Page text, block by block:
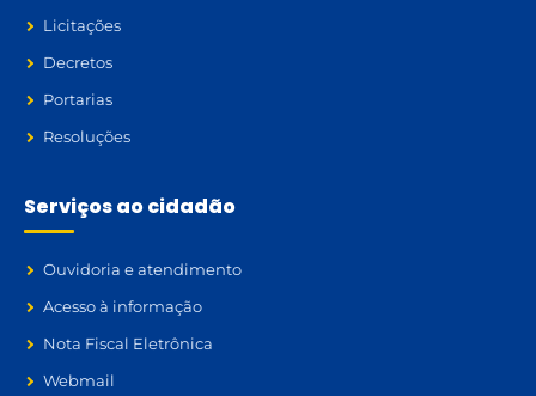
Licitações
Decretos
Portarias
Resoluções
Serviços ao cidadão
Ouvidoria e atendimento
Acesso à informação
Nota Fiscal Eletrônica
Webmail